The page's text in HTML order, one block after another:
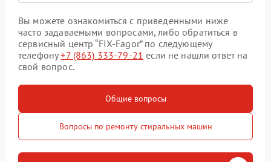
Вы можете ознакомиться с приведенными ниже
часто задаваемыми вопросами, либо обратиться в
сервисный центр “FIX-Fagor” по следующему
телефону+7 (863) 333-79-21 если не нашли ответ на
свой вопрос.
Общие вопросы
Вопросы по ремонту стиральных машин